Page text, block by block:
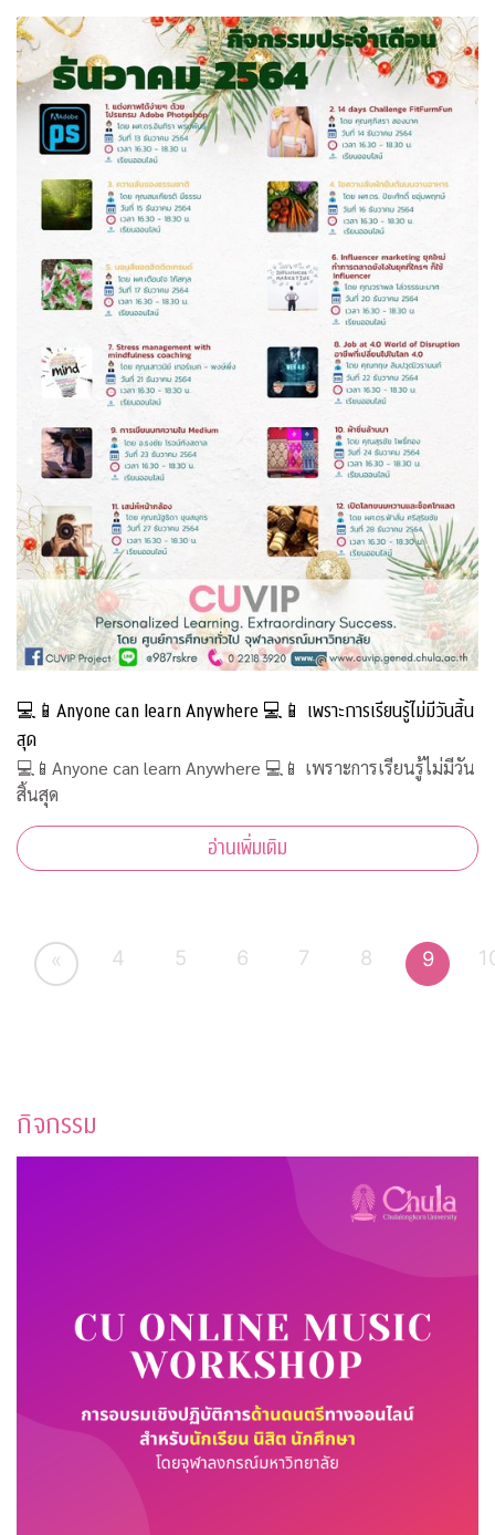
💻📱Anyone can learn Anywhere 💻📱 เพราะการเรียนรู้ไม่มีวันสิ้น
สุด
💻📱Anyone can learn Anywhere 💻📱 เพราะการเรียนรู้ไม่มีวัน
สิ้นสุด
อ่านเพิ่มเติม
« 4 5 6 7 8 9
กิจกรรม